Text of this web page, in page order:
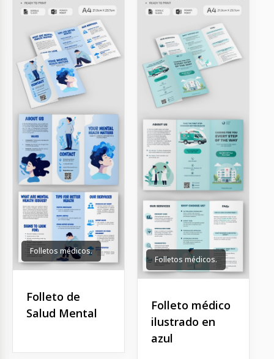
Folletos médicos.
Folleto de
Salud Mental
Folletos médicos.
Folleto médico
ilustrado en
azul